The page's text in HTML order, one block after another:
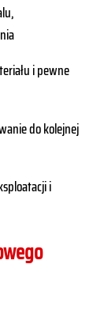
i pewne
do kolejnej
i